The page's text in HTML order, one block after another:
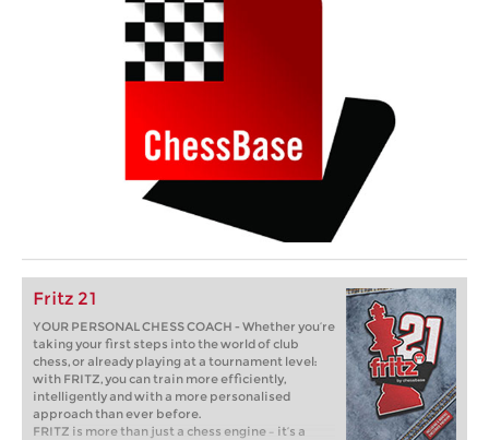
Fritz 21
YOUR PERSONAL CHESS COACH - Whether you’re
taking your first steps into the world of club
chess, or already playing at a tournament level:
with FRITZ, you can train more efficiently,
intelligently and with a more personalised
approach than ever before.
FRITZ is more than just a chess engine – it’s a